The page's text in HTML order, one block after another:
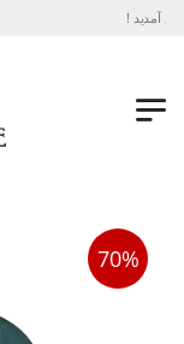
آمدید !
70%